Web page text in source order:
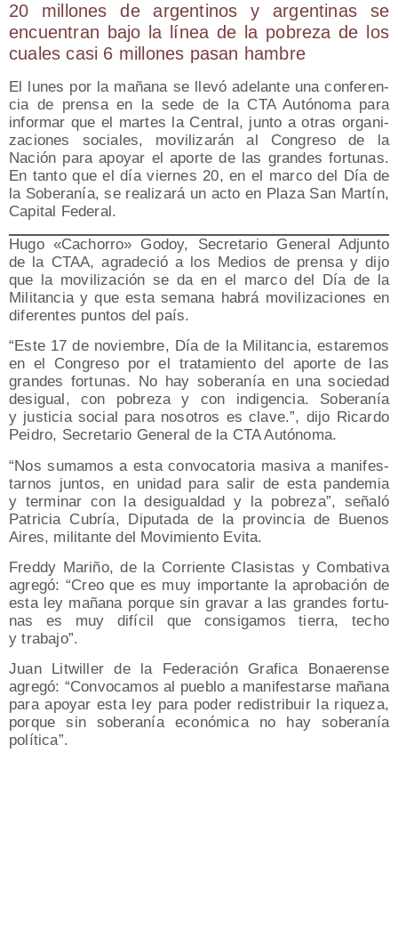
20 millo­nes de argen­ti­nos y argen­ti­nas se
encuen­tran bajo la línea de la pobre­za de los
cua­les casi 6 millo­nes pasan hambre
El lunes por la maña­na se lle­vó ade­lan­te una con­fe­ren­
cia de pren­sa en la sede de la CTA Autó­no­ma para
infor­mar que el mar­tes la Cen­tral, jun­to a otras orga­ni­
za­cio­nes socia­les, movi­li­za­rán al Con­gre­so de la
Nación para apo­yar el apor­te de las gran­des for­tu­nas.
En tan­to que el día vier­nes 20, en el mar­co del Día de
la Sobe­ra­nía, se rea­li­za­rá un acto en Pla­za San Mar­tín,
Capi­tal Federal.
Hugo «Cacho­rro» Godoy, Secre­ta­rio Gene­ral Adjun­to
de la CTAA, agra­de­ció a los Medios de pren­sa y dijo
que la movi­li­za­ción se da en el mar­co del Día de la
Mili­tan­cia y que esta sema­na habrá movi­li­za­cio­nes en
dife­ren­tes pun­tos del país.
“Este 17 de noviem­bre, Día de la Mili­tan­cia, esta­re­mos
en el Con­gre­so por el tra­ta­mien­to del apor­te de las
gran­des for­tu­nas. No hay sobe­ra­nía en una socie­dad
des­igual, con pobre­za y con indi­gen­cia. Sobe­ra­nía
y jus­ti­cia social para noso­tros es cla­ve.”, dijo Ricar­do
Pei­dro, Secre­ta­rio Gene­ral de la CTA Autónoma.
“Nos suma­mos a esta con­vo­ca­to­ria masi­va a mani­fes­
tar­nos jun­tos, en uni­dad para salir de esta pan­de­mia
y ter­mi­nar con la des­igual­dad y la pobre­za”, seña­ló
Patri­cia Cubría, Dipu­tada de la pro­vin­cia de Bue­nos
Aires, mili­tan­te del Movi­mien­to Evita.
Freddy Mari­ño, de la Corrien­te Cla­sis­tas y Com­ba­ti­va
agre­gó: “Creo que es muy impor­tan­te la apro­ba­ción de
esta ley maña­na por­que sin gra­var a las gran­des for­tu­
nas es muy difí­cil que con­si­ga­mos tie­rra, techo
y trabajo”.
Juan Lit­wi­ller de la Fede­ra­ción Gra­fi­ca Bonae­ren­se
agre­gó: “Con­vo­ca­mos al pue­blo a mani­fes­tar­se maña­na
para apo­yar esta ley para poder redis­tri­buir la rique­za,
por­que sin sobe­ra­nía eco­nó­mi­ca no hay sobe­ra­nía
política”.